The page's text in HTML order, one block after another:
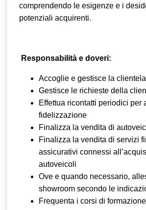
comprendendo le esigenze e i
potenziali acquirenti.
Responsabilità e doveri:
Accoglie e gestisce la
Gestisce le richieste della
Effettua ricontatti periodici per
fidelizzazione
Finalizza la vendita di
Finalizza la vendita di servizi
assicurativi connessi
autoveicoli
Ove e quando necessario,
showroom secondo le
Frequenta i corsi di